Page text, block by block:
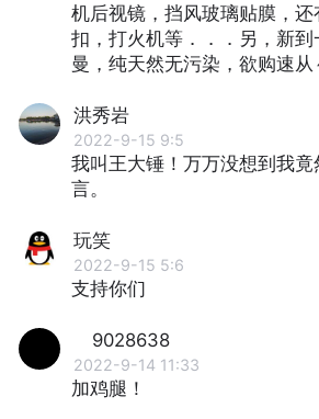
机后视镜，挡风玻璃贴膜，
扣，打火机等．．．另，新
曼，纯天然无污染，欲购速从
洪秀岩
2022-9-15 9:5
我叫王大锤！万万没想到我
言。
玩笑
2022-9-15 5:6
支持你们
9028638
2022-9-14 11:33
加鸡腿！